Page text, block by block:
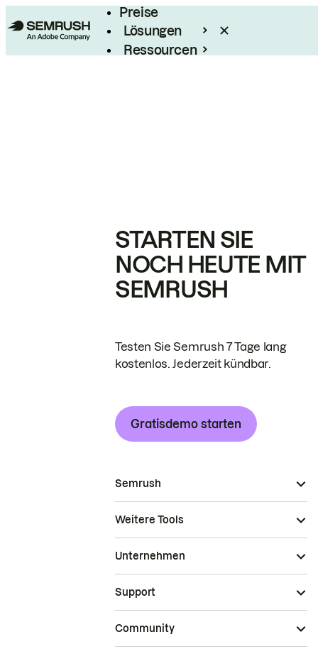
Preise
Lösungen
Ressourcen
STARTEN SIE
NOCH HEUTE MIT
SEMRUSH
Testen Sie Semrush 7 Tage lang
kostenlos. Jederzeit kündbar.
Gratisdemo starten
Semrush
Weitere Tools
Unternehmen
Support
Community